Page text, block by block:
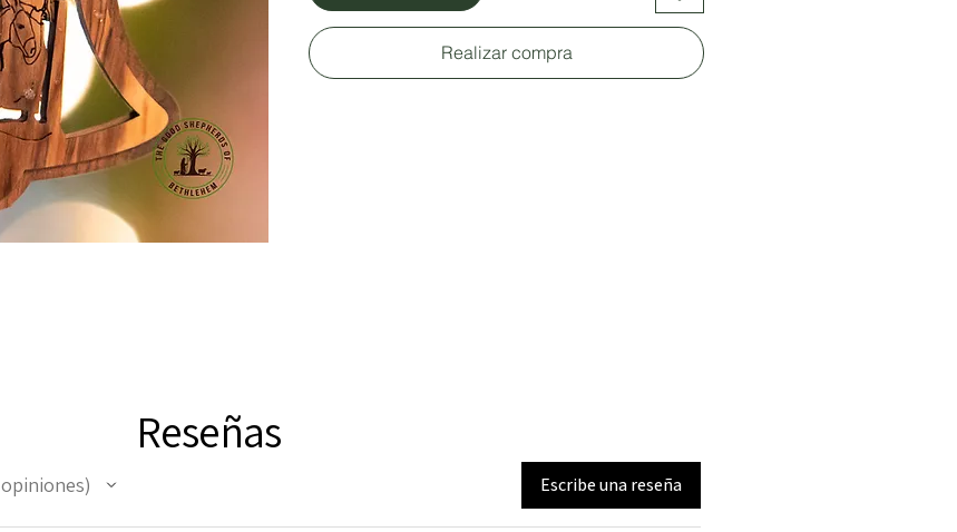
Realizar compra
Reseñas
opiniones Escribe una reseña